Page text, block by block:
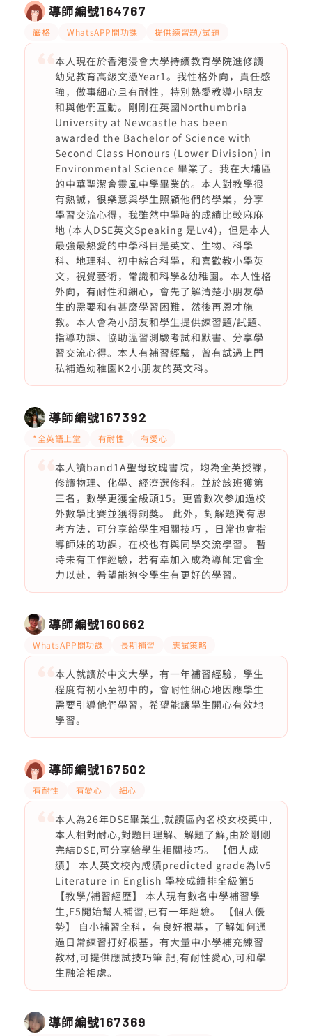
導師編號164767
嚴格 WhatsAPP問功課 提供練習題/試題
本人現在於香港浸會大學持續教育學院進修讀
幼兒教育高級文憑Year1。我性格外向，責任感
強，做事細心且有耐性，特別熱愛教導小朋友
和與他們互動。剛剛在英國Northumbria
University at Newcastle has been
awarded the Bachelor of Science with
Second Class Honours (Lower Division) in
Environmental Science 畢業了。我在大埔區
的中華聖潔會靈風中學畢業的。本人對教學很
有熱誠，很樂意與學生照顧他們的學業，分享
學習交流心得，我雖然中學時的成績比較麻麻
地 (本人DSE英文Speaking 是Lv4)，但是本人
最強最熱愛的中學科目是英文、生物、科學
科、地理科、初中綜合科學，和喜歡教小學英
文，視覺藝術，常識和科學&幼稚園。本人性格
外向，有耐性和細心，會先了解清楚小朋友學
生的需要和有甚麼學習困難，然後再恩才施
教。本人會為小朋友和學生提供練習題/試題、
指導功課、協助溫習測驗考試和默書、分享學
習交流心得。本人有補習經驗，曾有試過上門
私補過幼稚園K2小朋友的英文科。
導師編號167392
*全英語上堂 有耐性 有愛心
本人讀band1A聖母玫瑰書院，均為全英授課，
修讀物理、化學、經濟選修科。並於該班獲第
三名，數學更獲全級頭15。更曾數次參加過校
外數學比賽並獲得銅獎。 此外，對解題獨有思
考方法，可分享給學生相關技巧 ，日常也會指
導師妹的功課，在校也有與同學交流學習。 暫
時未有工作經驗，若有幸加入成為導師定會全
力以赴，希望能夠令學生有更好的學習。
導師編號160662
WhatsAPP問功課 長期補習 應試策略
本人就讀於中文大學，有一年補習經驗，學生
程度有初小至初中的，會耐性細心地因應學生
需要引導他們學習，希望能讓學生開心有效地
學習。
導師編號167502
有耐性 有愛心 細心
本人為26年DSE畢業生,就讀區內名校女校英中,
本人相對耐心,對題目理解、解題了解,由於剛剛
完結DSE,可分享給學生相關技巧。 【個人成
績】 本人英文校內成績predicted grade為lv5
Literature in English 學校成績排全級第5
【教學/補習經歷】 本人現有數名中學補習學
生,F5開始幫人補習,已有一年經驗。 【個人優
勢】 自小補習全科，有良好根基，了解如何通
過日常練習打好根基，有大量中小學補充練習
教材,可提供應試技巧筆 記,有耐性愛心,可和學
生融洽相處。
導師編號167369